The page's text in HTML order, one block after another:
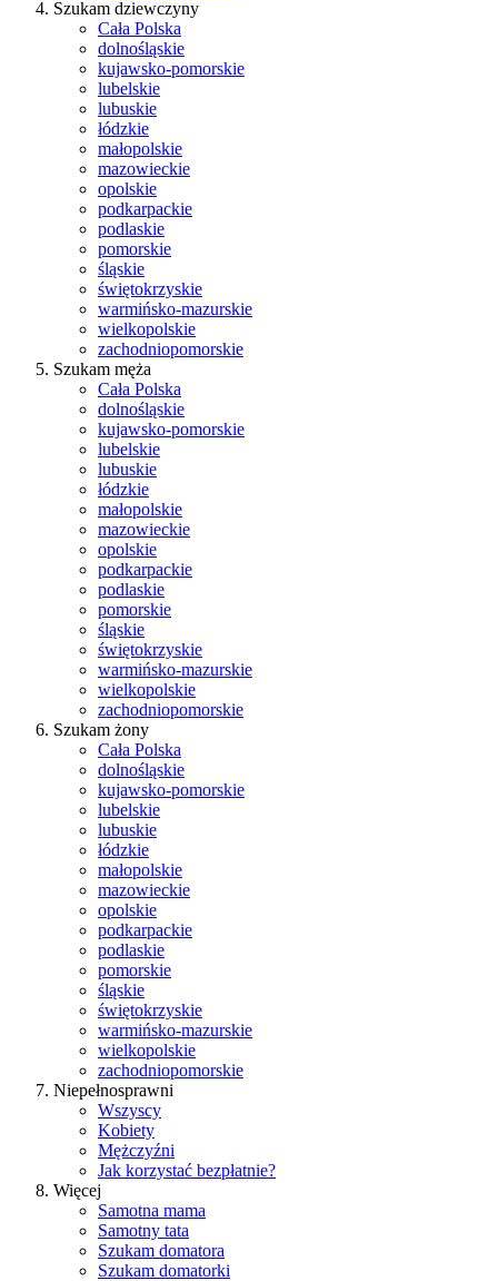
Szukam dziewczyny
Cała Polska
dolnośląskie
kujawsko-pomorskie
lubelskie
lubuskie
łódzkie
małopolskie
mazowieckie
opolskie
podkarpackie
podlaskie
pomorskie
śląskie
świętokrzyskie
warmińsko-mazurskie
wielkopolskie
zachodniopomorskie
Szukam męża
Cała Polska
dolnośląskie
kujawsko-pomorskie
lubelskie
lubuskie
łódzkie
małopolskie
mazowieckie
opolskie
podkarpackie
podlaskie
pomorskie
śląskie
świętokrzyskie
warmińsko-mazurskie
wielkopolskie
zachodniopomorskie
Szukam żony
Cała Polska
dolnośląskie
kujawsko-pomorskie
lubelskie
lubuskie
łódzkie
małopolskie
mazowieckie
opolskie
podkarpackie
podlaskie
pomorskie
śląskie
świętokrzyskie
warmińsko-mazurskie
wielkopolskie
zachodniopomorskie
Niepełnosprawni
Wszyscy
Kobiety
Mężczyźni
Jak korzystać bezpłatnie?
Więcej
Samotna mama
Samotny tata
Szukam domatora
Szukam domatorki